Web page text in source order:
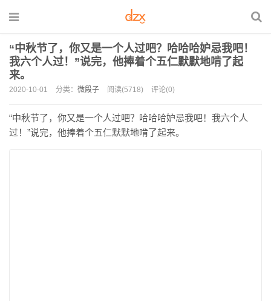
“中秋节了，你又是一个人过吧？哈哈哈妒忌我吧！
我六个人过！”说完，他捧着个五仁默默地啃了起
来。
2020-10-01 分类： 微段子 阅读(5718) 评论(0)
“中秋节了，你又是一个人过吧？哈哈哈妒忌我吧！我六个人
过！”说完，他捧着个五仁默默地啃了起来。